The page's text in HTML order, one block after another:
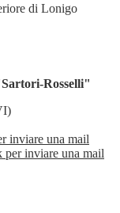
di Lonigo
Rosselli"
inviare una mail
per inviare una mail